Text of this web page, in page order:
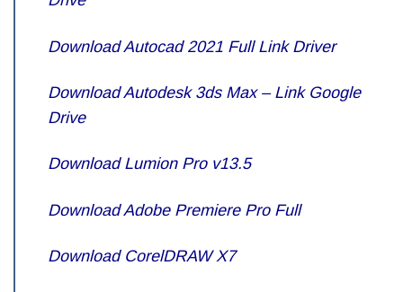
Download Autocad 2021 Full Link Driver
Download Autodesk 3ds Max – Link Google
Drive
Download Lumion Pro v13.5
Download Adobe Premiere Pro Full
Download CorelDRAW X7